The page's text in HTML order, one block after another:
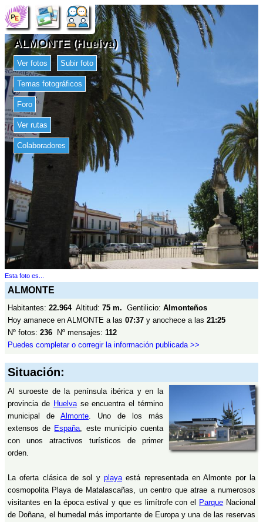
ALMONTE (Huelva)
Ver fotos Subir foto
Temas fotográficos
Foro
Ver rutas
Colaboradores
Esta foto es...
ALMONTE
Habitantes: 22.964Altitud: 75 m. Gentilicio: Almonteños
Hoy amanece en ALMONTE a las 07:37 y anochece a las 21:25
Nº fotos: 236 Nº mensajes: 112
Puedes completar o corregir la información publicada >>
Situación:
Al suroeste de la península ibérica y en la
provincia de Huelvase encuentra el término
municipal deAlmonte. Uno de los más
extensos de España, este municipio cuenta
con unos atractivos turísticos de primer
orden.
La oferta clásica de sol y playaestá representada en Almonte por la
cosmopolita Playa de Matalascañas, un centro que atrae a numerosos
visitantes en la época estival y que es limítrofe con el
Parque Nacional
de Doñana, el humedal más importante de Europa y una de las reservas